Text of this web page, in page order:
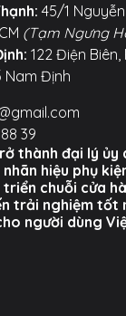
45/1
(Tạm Ngưng
122 Điện Biên,
Nam Định
39
thành đại lý ủy
hiệu phụ
chuỗi cửa
trải nghiệm tốt
người dùng